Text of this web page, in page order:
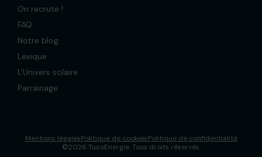
On recrute !
FAQ
Notre blog
Lexique
L'Univers solaire
Parrainage
Mentions légalesPolitique de cookiesPolitique de confidentialité
©2026 TucoEnergie. Tous droits réservés.